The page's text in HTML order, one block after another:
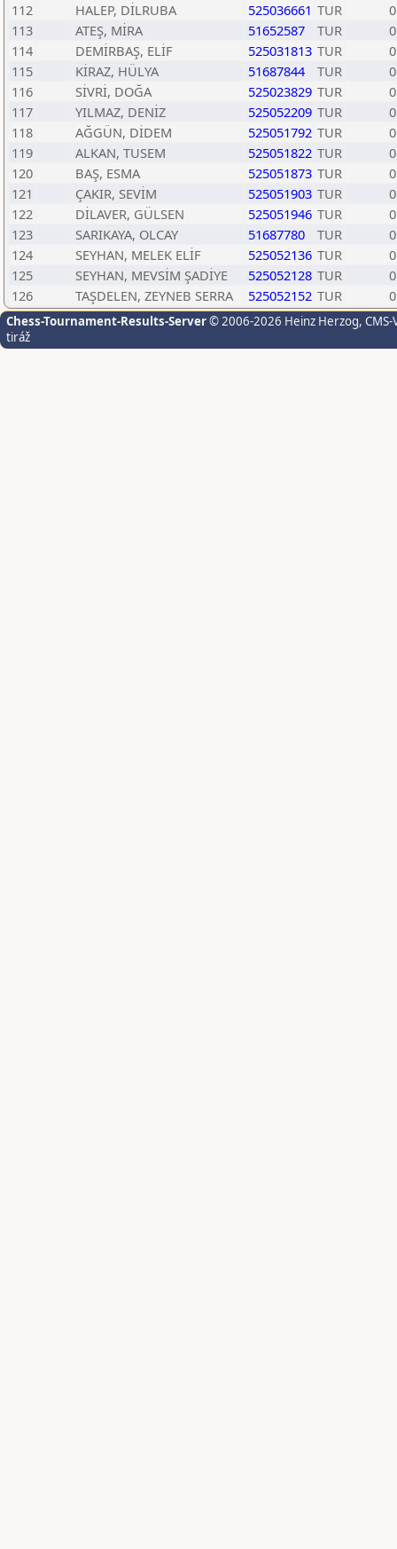
112
HALEP, DİLRUBA 525036661 TUR
0
113
ATEŞ, MİRA 51652587 TUR
0
114
DEMİRBAŞ, ELİF 525031813 TUR
0
115
KİRAZ, HÜLYA 51687844 TUR
0
116
SİVRİ, DOĞA 525023829 TUR
0
117
YILMAZ, DENİZ 525052209 TUR
0
118
AĞGÜN, DİDEM 525051792 TUR
0
119
ALKAN, TUSEM 525051822 TUR
0
120
BAŞ, ESMA 525051873 TUR
0
121
ÇAKIR, SEVİM 525051903 TUR
0
122
DİLAVER, GÜLSEN 525051946 TUR
0
123
SARIKAYA, OLCAY 51687780 TUR
0
124
SEYHAN, MELEK ELİF 525052136 TUR
0
125
SEYHAN, MEVSİM ŞADİYE 525052128 TUR
0
126
TAŞDELEN, ZEYNEB SERRA 525052152 TUR 0
Chess-Tournament-Results-Server© 2006-2026 Heinz Herzog,
tiráž